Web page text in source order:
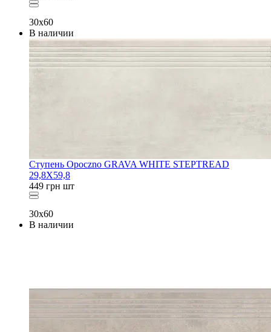
30x60
В наличии
Ступень Opoczno GRAVA WHITE STEPTREAD
29,8X59,8
449 грн шт
30x60
В наличии